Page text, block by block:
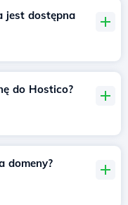
jest dostępna
do Hostico?
domeny?